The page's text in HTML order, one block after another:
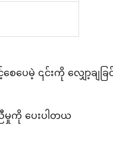
ပေမဲ့ ၎င်းကို လျှော့ချခြ
မှုကို ပေးပါတယ